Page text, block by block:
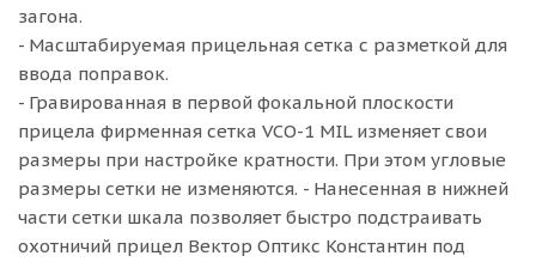
загона.
- Масштабируемая прицельная сетка с разметкой для
ввода поправок.
- Гравированная в первой фокальной плоскости
прицела фирменная сетка VCO-1 MIL изменяет свои
размеры при настройке кратности. При этом угловые
размеры сетки не изменяются. - Нанесенная в нижней
части сетки шкала позволяет быстро подстраивать
охотничий прицел Вектор Оптикс Константин под